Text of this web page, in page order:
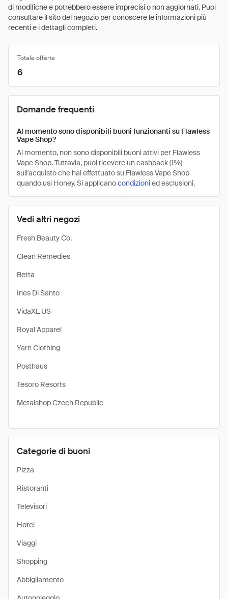
di modifiche e potrebbero essere imprecisi o non aggiornati. Puoi
consultare il sito del negozio per conoscere le informazioni più
recenti e i dettagli completi.
Vedi altri negozi
Fresh Beauty Co.
Clean Remedies
Betta
Ines Di Santo
VidaXL US
Royal Apparel
Yarn Clothing
Posthaus
Tesoro Resorts
Metalshop Czech Republic
Categorie di buoni
Pizza
Ristoranti
Televisori
Hotel
Viaggi
Shopping
Abbigliamento
Totale offerte
6
Domande frequenti
Al momento sono disponibili buoni funzionanti su Flawless
Vape Shop?
Al momento, non sono disponibili buoni attivi per Flawless
Vape Shop. Tuttavia, puoi ricevere un cashback (1%)
sull'acquisto che hai effettuato su Flawless Vape Shop
quando usi Honey. Si applicanocondizionied esclusioni.